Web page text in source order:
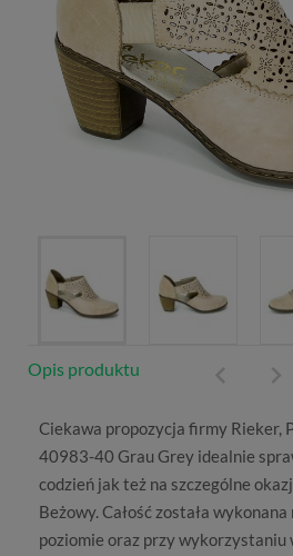
Opis produktu
Ciekawa propozycja firmy Rieker,
40983-40 Grau Grey idealnie
codzień jak też na szczególne
Beżowy. Całość została
poziomie oraz przy